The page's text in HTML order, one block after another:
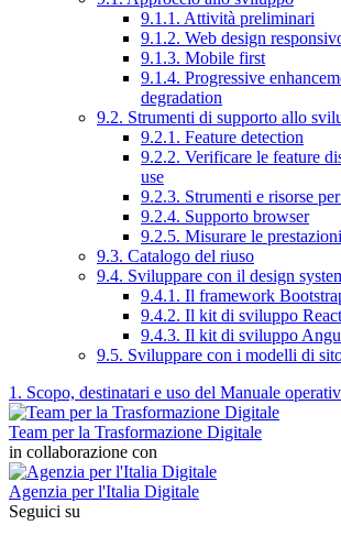
9.1.1. Attività preliminari
9.1.2. Web design
9.1.3. Mobile first
9.1.4. Progressive
degradation
9.2. Strumenti di supporto allo
9.2.1. Feature detection
9.2.2. Verificare le feature
use
9.2.3. Strumenti e risorse
9.2.4. Supporto browser
9.2.5. Misurare le prestazioni
9.3. Catalogo del riuso
9.4. Sviluppare con il design
9.4.1. Il framework
9.4.2. Il kit di sviluppo React
9.4.3. Il kit di sviluppo
9.5. Sviluppare con i modelli di
1. Scopo, destinatari e uso del Manuale
Team per la Trasformazione Digitale
in collaborazione con
Agenzia per l'Italia Digitale
Seguici su